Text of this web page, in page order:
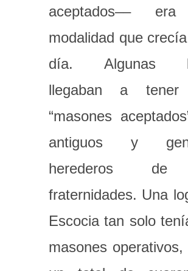
aceptados––
modalidad que
día. Algunas
llegaban a tener
“masones
antiguos y
herederos
fraternidades. Una
Escocia tan solo
masones operativos,